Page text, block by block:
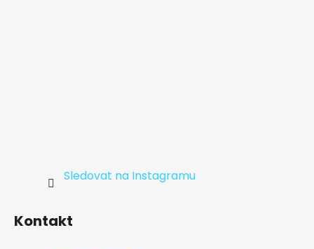
Sledovat na Instagramu
Kontakt